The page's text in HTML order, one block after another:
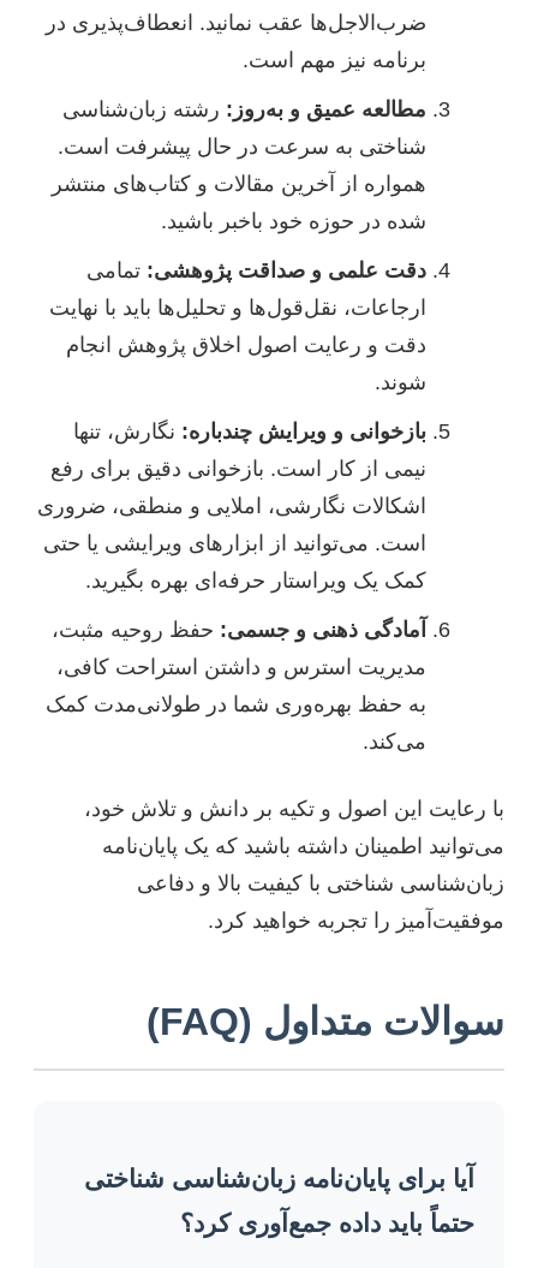
ضرب‌الاجل‌ها عقب نمانید. انعطاف‌پذیری در
برنامه نیز مهم است.
مطالعه عمیق و به‌روز: رشته زبان‌شناسی
شناختی به سرعت در حال پیشرفت است.
همواره از آخرین مقالات و کتاب‌های منتشر
شده در حوزه خود باخبر باشید.
دقت علمی و صداقت پژوهشی: تمامی
ارجاعات، نقل‌قول‌ها و تحلیل‌ها باید با نهایت
دقت و رعایت اصول اخلاق پژوهش انجام
شوند.
بازخوانی و ویرایش چندباره: نگارش، تنها
نیمی از کار است. بازخوانی دقیق برای رفع
اشکالات نگارشی، املایی و منطقی، ضروری
است. می‌توانید از ابزارهای ویرایشی یا حتی
کمک یک ویراستار حرفه‌ای بهره بگیرید.
آمادگی ذهنی و جسمی: حفظ روحیه مثبت،
مدیریت استرس و داشتن استراحت کافی،
به حفظ بهره‌وری شما در طولانی‌مدت کمک
می‌کند.
با رعایت این اصول و تکیه بر دانش و تلاش خود،
می‌توانید اطمینان داشته باشید که یک پایان‌نامه
زبان‌شناسی شناختی با کیفیت بالا و دفاعی
موفقیت‌آمیز را تجربه خواهید کرد.
سوالات متداول (FAQ)
آیا برای پایان‌نامه زبان‌شناسی شناختی
حتماً باید داده جمع‌آوری کرد؟